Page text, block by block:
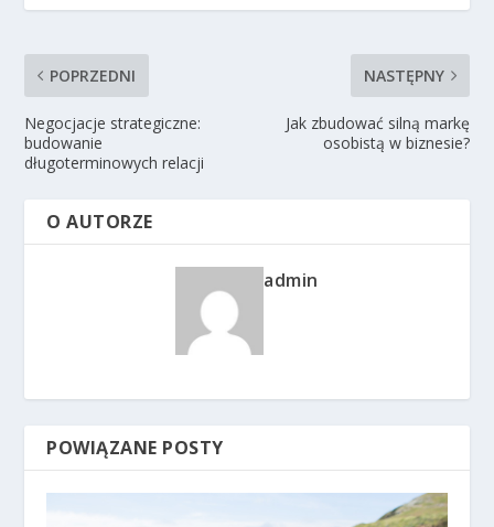
POPRZEDNI
Negocjacje strategiczne:
budowanie
długoterminowych relacji
NASTĘPNY
Jak zbudować silną markę
osobistą w biznesie?
O AUTORZE
admin
POWIĄZANE POSTY